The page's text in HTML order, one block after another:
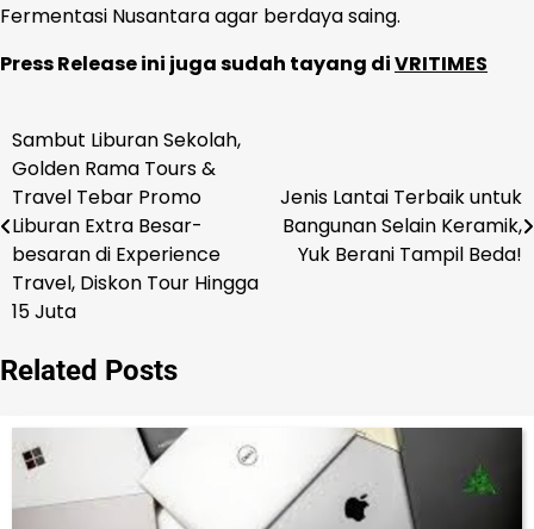
Fermentasi Nusantara agar berdaya saing.
Press Release ini juga sudah tayang diVRITIMES
Navigasi
pos
Sambut Liburan Sekolah,
Golden Rama Tours &
Travel Tebar Promo
Liburan Extra Besar-
besaran di Experience
Travel, Diskon Tour Hingga
15 Juta
Jenis Lantai Terbaik untuk
Bangunan Selain Keramik,
Yuk Berani Tampil Beda!
Related Posts